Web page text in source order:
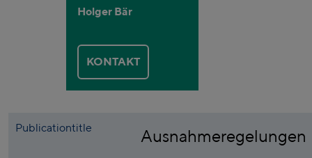
Holger Bär
KONTAKT
Publicationtitle
Ausnahmeregelungen